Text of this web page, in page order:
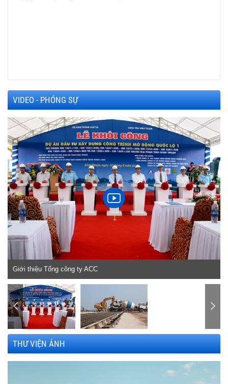
VIDEO - PHÓNG SỰ
Giới thiệu Tổng công ty ACC
THƯ VIỆN ẢNH